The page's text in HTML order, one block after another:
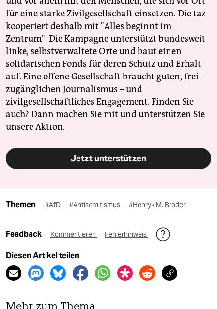
für eine starke Zivilgesellschaft einsetzen. Die taz
kooperiert deshalb mit "Alles beginnt im
Zentrum". Die Kampagne unterstützt bundesweit
linke, selbstverwaltete Orte und baut einen
solidarischen Fonds für deren Schutz und Erhalt
auf. Eine offene Gesellschaft braucht guten, frei
zugänglichen Journalismus – und
zivilgesellschaftliches Engagement. Finden Sie
auch? Dann machen Sie mit und unterstützen Sie
unsere Aktion.
Jetzt unterstützen
Themen #AfD #Antisemitismus #Henryk M. Broder
Feedback Kommentieren Fehlerhinweis
Diesen Artikel teilen
Mehr zum Thema